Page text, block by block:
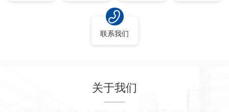
联系我们
关于我们